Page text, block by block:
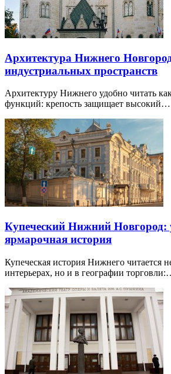
Архитектура Нижнего
индустриальных пространств
Архитектуру Нижнего удобно читать
функций: крепость защищает высокий…
Купеческий Нижний Новгород:
ярмарочная история
Купеческая история Нижнего читается
интерьерах, но и в географии